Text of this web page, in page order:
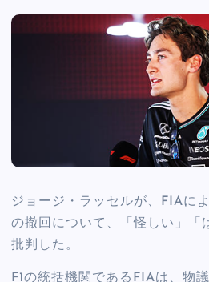
ジョージ・ラッセルが、FIAに
の撤回について、「怪しい」「
批判した。
F1の統括機関であるFIAは、物